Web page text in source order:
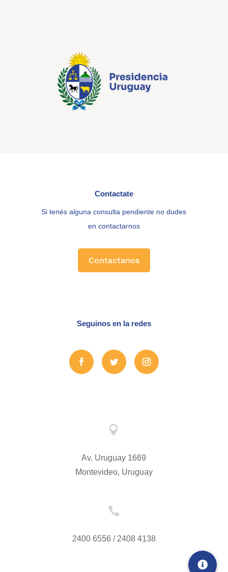
Contactate
Si tenés alguna consulta pendiente no dudes
en contactarnos
Contactanos
Seguinos en la redes

Av. Uruguay 1669
Montevideo, Uruguay

2400 6556 / 2408 4138